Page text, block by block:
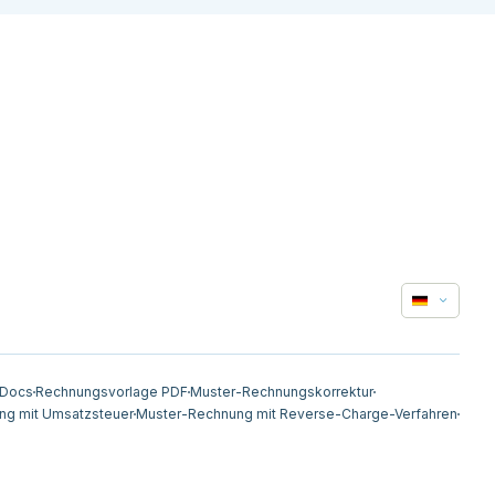
Rechnungsvorlage PDF Muster-Rechnungskorrektur
mit UmsatzsteuerMuster-Rechnung mit Reverse-Charge-Verfahren